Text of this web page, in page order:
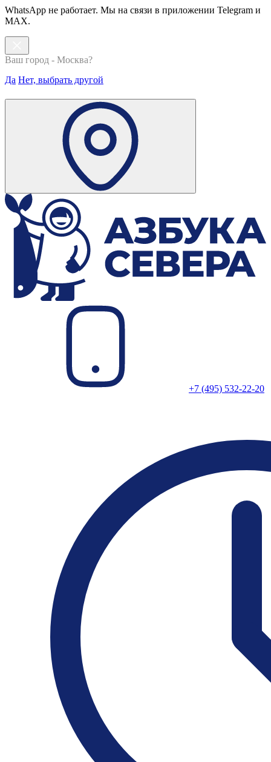
WhatsApp не работает. Мы на связи в приложении Telegram и
MAX.
Ваш город - Москва?
Да Нет, выбрать другой
+7 (495) 532-22-20